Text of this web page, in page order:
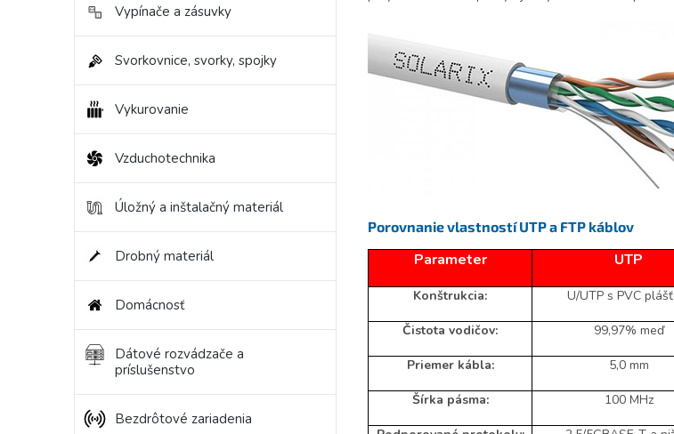
Vypínače a zásuvky
Svorkovnice, svorky, spojky
Vykurovanie
Vzduchotechnika
Úložný a inštalačný materiál
Drobný materiál
Domácnosť
Dátové rozvádzače a
príslušenstvo
Bezdrôtové zariadenia
Porovnanie vlastností UTP a FTP káblov
Parameter UTP
Konštrukcia: U/UTP s PVC
Čistota vodičov: 99,97% meď
Priemer kábla: 5,0 mm
Šírka pásma: 100 MHz